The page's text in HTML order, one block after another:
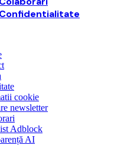
Confidentialitate
cookie
newsletter
Adblock
AI